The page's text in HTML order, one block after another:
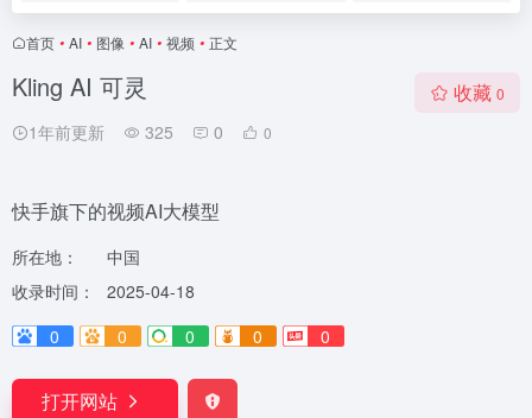
首页 • AI • 图像 • AI • 视频 • 正文
Kling AI 可灵
1年前更新 325 0 0
收藏 0
快手旗下的视频AI大模型
所在地：
中国
收录时间：
2025-04-18
0
0 0 0 0
打开网站